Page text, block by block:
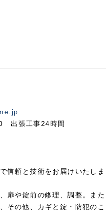
出張工事24時間
信頼と技術をお届けいたしま
扉や錠前の修理、調整。また
その他、カギと錠・防犯のこ